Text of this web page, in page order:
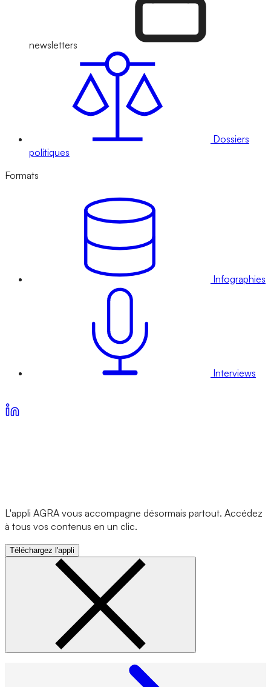
newsletters
Dossiers
politiques
Formats
Infographies
Interviews
L'appli AGRA vous accompagne désormais partout. Accédez
à tous vos contenus en un clic.
Téléchargez l'appli